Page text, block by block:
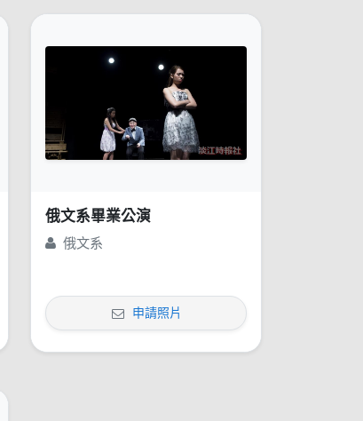
俄文系畢業公演
俄文系
申請照片